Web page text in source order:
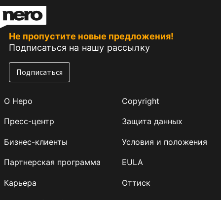
Не пропустите новые предложения!
Подписаться на нашу рассылку
Подписаться
О Неро
Пресс-центр
Бизнес-клиенты
Партнерская программа
Карьера
Copyright
Защита данных
Условия и положения
EULA
Оттиск